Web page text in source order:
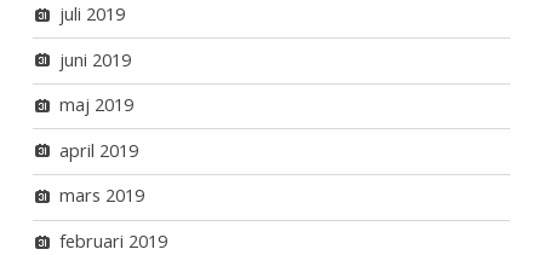
juli 2019
juni 2019
maj 2019
april 2019
mars 2019
februari 2019